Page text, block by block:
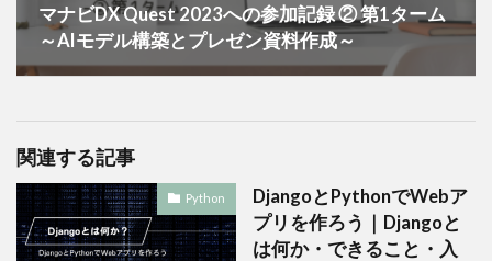
マナビDX Quest 2023への参加記録 ② 第1ターム
～AIモデル構築とプレゼン資料作成～
関連する記事
Python
DjangoとPythonでWebア
プリを作ろう｜Djangoと
は何か・できること・入